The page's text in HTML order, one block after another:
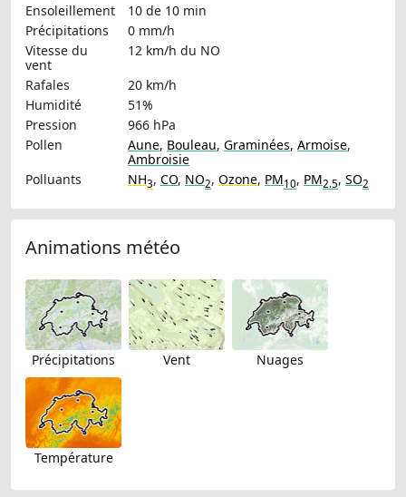
Ensoleillement
10 de 10 min
Précipitations
0 mm/h
Vitesse du
vent
12 km/h du NO
Rafales
20 km/h
Humidité
51%
Pression
966 hPa
Pollen
Aune, Bouleau, Graminées, Armoise,
Ambroisie
Polluants
NH3, CO, NO2, Ozone, PM10, PM2.5, SO2
Animations météo
Précipitations Vent Nuages
Température